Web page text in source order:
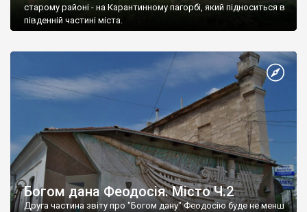
старому районі - на Карантинному пагорбі, який підноситься в
південній частині міста.
Богом дана Феодосія. Місто Ч.2
Друга частина звіту про "Богом дану" Феодосію буде не менш